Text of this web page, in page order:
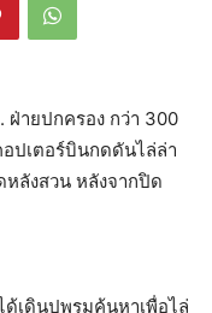
ฝ่ายปกครอง กว่า 300
ปเตอร์บินกดดันไล่ล่า
ลังสวน หลังจากปิด
ด้เดินปูพรมค้นหาเพื่อไล่